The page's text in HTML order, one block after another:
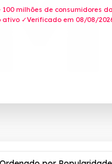
milhões de consumidores
✓Verificado em 08/08/